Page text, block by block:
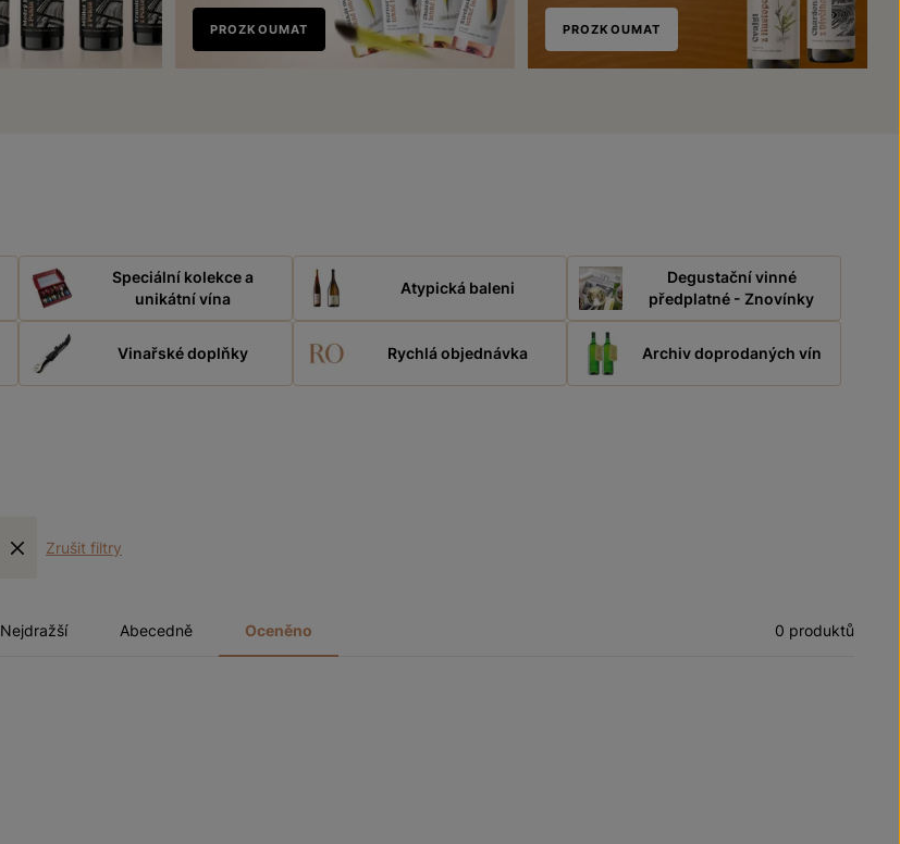
PROZKOUMAT PROZKOUMAT
Speciální kolekce a
unikátní vína
Atypická baleni
Degustační vinné
předplatné - Znovínky
Vinařské doplňky Rychlá objednávka Archiv doprodaných vín
Zrušit filtry
Nejdražší Abecedně Oceněno 0 produktů